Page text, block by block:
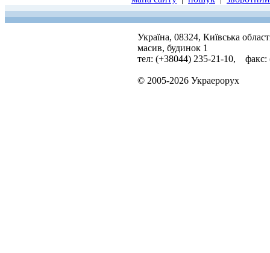
Україна, 08324, Київська
масив, будинок 1
тел: (+38044) 235-21-10, факс:
© 2005-2026 Украерорух